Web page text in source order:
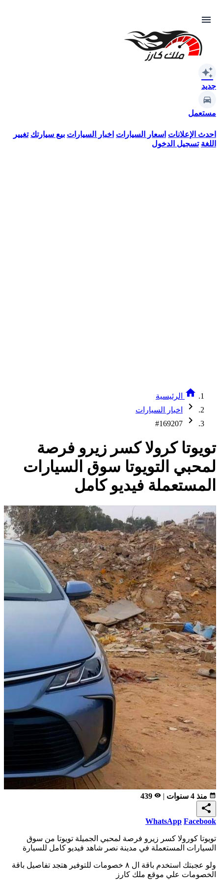
menu
auto_awesome
جديد
مستعمل
احدث الإعلانات اسعار السيارات اخبار السيارات بيع سيارتك تغيير
اللغة تسجيل الدخول
home الرئيسية
chevron_right اخبار السيارات
chevron_right
#169207
تويوتا كرولا كسر زيرو فرصة
لمحبي التويوتا سوق السيارات
المستعملة فيديو كامل
calendar_month منذ 4 سنوات |
remove_red_eye
share
WhatsApp Facebook
تويوتا كورولا كسر زيرو فرصة لمحبي الجميلة تويوتا من سوق
السيارات المستعملة في مدينة نصر شاهد فيديو كامل للسيارة
ولو عجبتك استخدم باقة ال ٨ خصومات للتوفير هتجد تفاصيل باقة
الخصومات علي موقع ملك كارز